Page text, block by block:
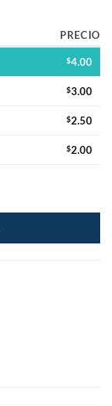
PRECIO
$4.00
$3.00
$2.50
$2.00